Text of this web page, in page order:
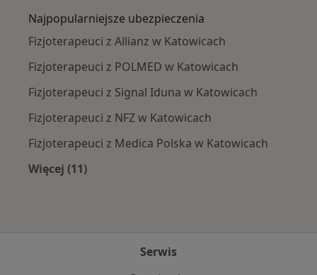
Najpopularniejsze ubezpieczenia
Fizjoterapeuci z Allianz w Katowicach
Fizjoterapeuci z POLMED w Katowicach
Fizjoterapeuci z Signal Iduna w Katowicach
Fizjoterapeuci z NFZ w Katowicach
Fizjoterapeuci z Medica Polska w Katowicach
Więcej (11)
Serwis